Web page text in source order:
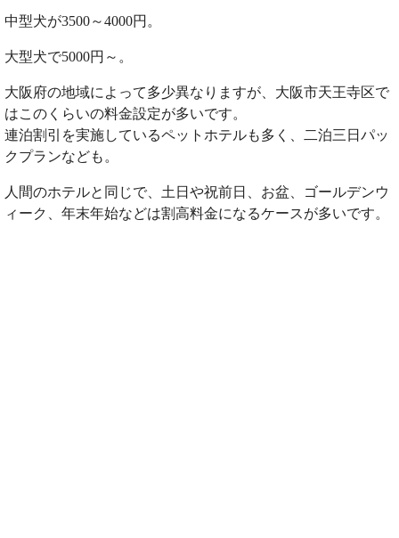
中型犬が3500～4000円。
大型犬で5000円～。
大阪府の地域によって多少異なりますが、大阪市天王寺区で
はこのくらいの料金設定が多いです。
連泊割引を実施しているペットホテルも多く、二泊三日パッ
クプランなども。
人間のホテルと同じで、土日や祝前日、お盆、ゴールデンウ
ィーク、年末年始などは割高料金になるケースが多いです。